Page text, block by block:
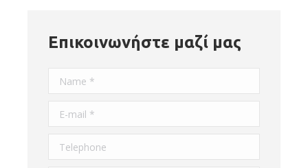
Επικοινωνήστε μαζί μας
Name *
E-mail *
Telephone